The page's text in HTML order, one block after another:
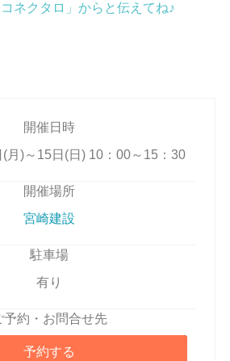
ネクタロ」からと伝えてね♪
開催日時
月)～15日(日) 10：00～15：30
開催場所
宮崎建設
駐車場
有り
予約・お問合せ先
予約する